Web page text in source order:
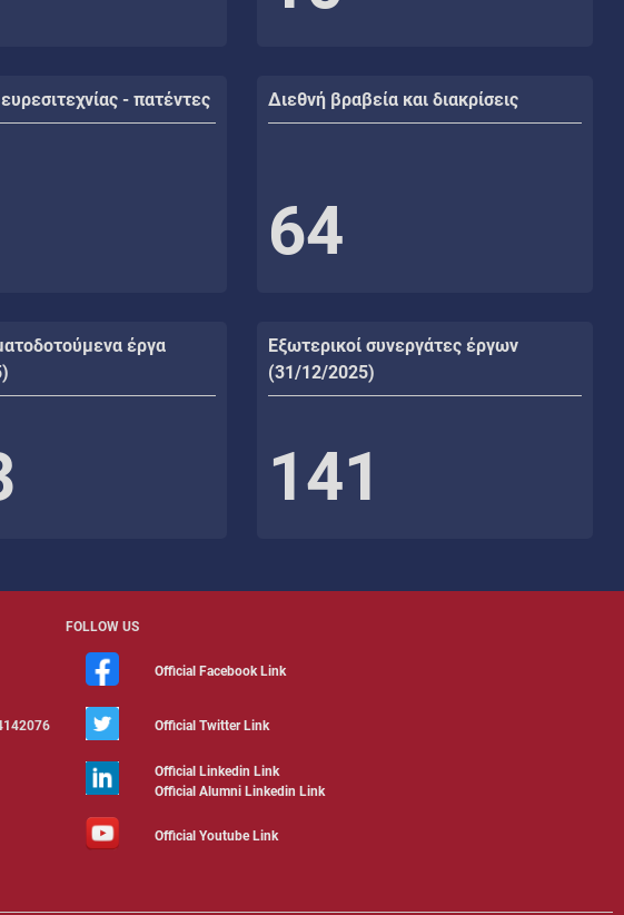
- πατέντες Διεθνή βραβεία και διακρίσεις
64
έργα
Εξωτερικοί συνεργάτες έργων
(31/12/2025)
141
FOLLOW US
Official Facebook Link
Official Twitter Link
Official Linkedin Link
Official Alumni Linkedin Link
Official Youtube Link